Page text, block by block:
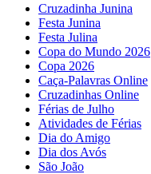
Cruzadinha Junina
Festa Junina
Festa Julina
Copa do Mundo 2026
Copa 2026
Caça-Palavras Online
Cruzadinhas Online
Férias de Julho
Atividades de Férias
Dia do Amigo
Dia dos Avós
São João